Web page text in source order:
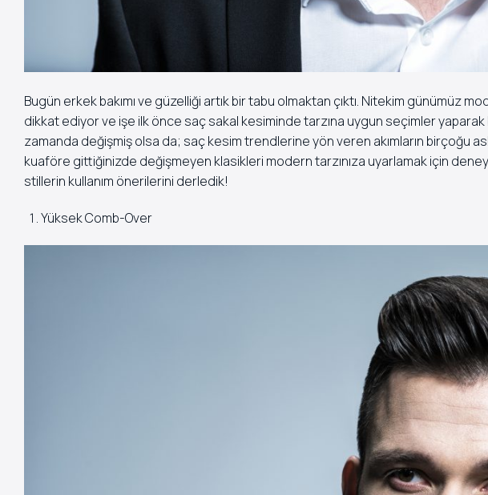
Bugün erkek bakımı ve güzelliği artık bir tabu olmaktan çıktı. Nitekim günümüz
dikkat ediyor ve işe ilk önce saç sakal kesiminde tarzına uygun seçimler yaparak
zamanda değişmiş olsa da; saç kesim trendlerine yön veren akımların birçoğu
kuaföre gittiğinizde değişmeyen klasikleri modern tarzınıza uyarlamak için
stillerin kullanım önerilerini derledik!
Yüksek Comb-Over